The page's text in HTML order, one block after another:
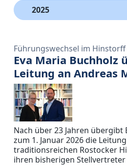
Führungswechsel im Hinstorff
Eva Maria Buchholz
Leitung an Andreas
Nach über 23 Jahren übergibt
zum 1. Januar 2026 die
traditionsreichen Rostocker
ihren bisherigen Stellvertreter